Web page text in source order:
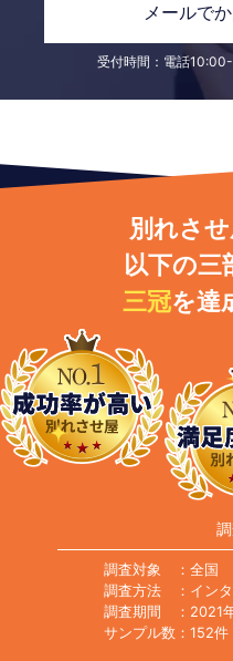
メールで
受付時間：電話
別れさ
以下の三
三冠を達
調査対象
：全国
調査方法
：イン
調査期間
：2021
サンプル数：152件